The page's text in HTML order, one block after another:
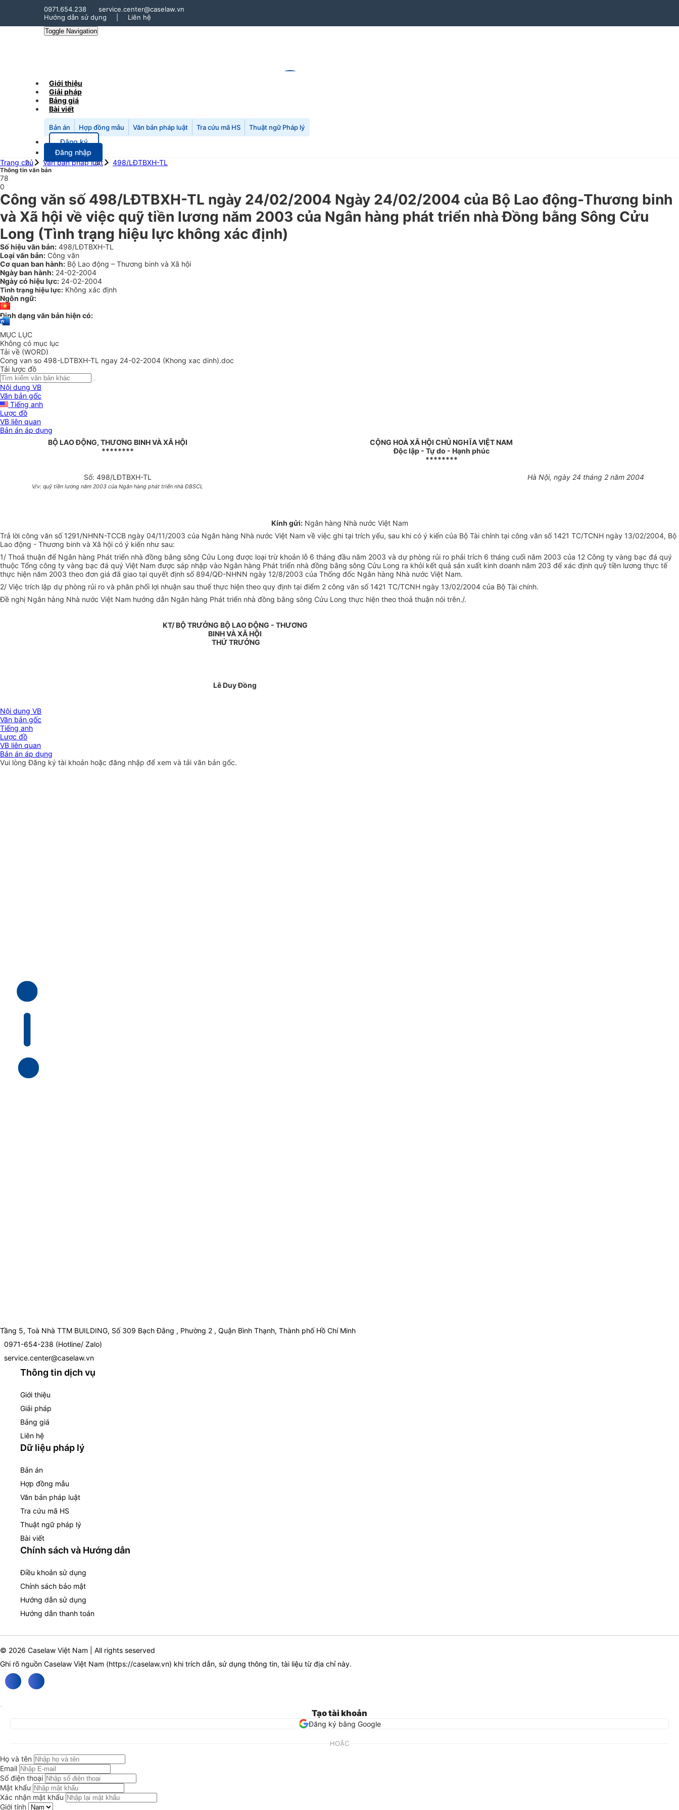
0971.654.238
service.center@caselaw.vn
Hướng dẫn sử dụng
Liên hệ
Toggle Navigation
Giới thiệu
Giải pháp
Bảng giá
Bài viết
Bản án Hợp đồng mẫu Văn bản pháp luật Tra cứu mã HS Thuật ngữ Pháp lý
Đăng ký
Đăng nhập
Trang chủ
Văn bản pháp luật 498/LĐTBXH-TL
Thông tin văn bản
78
0
Công văn số 498/LĐTBXH-TL ngày 24/02/2004 Ngày 24/02/2004 của Bộ Lao động-Thương binh
và Xã hội về việc quỹ tiền lương năm 2003 của Ngân hàng phát triển nhà Đồng bằng Sông Cửu
Long (Tình trạng hiệu lực không xác định)
Số hiệu văn bản: 498/LĐTBXH-TL
Loại văn bản: Công văn
Cơ quan ban hành: Bộ Lao động – Thương binh và Xã hội
Ngày ban hành: 24-02-2004
Ngày có hiệu lực: 24-02-2004
Tình trạng hiệu lực: Không xác định
Ngôn ngữ:
Định dạng văn bản hiện có:
MỤC LỤC
Không có mục lục
Tải về (WORD)
Cong van so 498-LDTBXH-TL ngay 24-02-2004 (Khong xac dinh).doc
Tải lược đồ
Nội dung VB
Văn bản gốc
Tiếng anh
Lược đồ
VB liên quan
Bản án áp dụng
BỘ LAO ĐỘNG, THƯƠNG BINH VÀ XÃ HỘI
********
CỘNG HOÀ XÃ HỘI CHỦ NGHĨA VIỆT NAM
Độc lập - Tự do - Hạnh phúc
********
Số: 498/LĐTBXH-TL
V/v: quỹ tiền lương năm 2003 của Ngân hàng phát triển nhà ĐBSCL
Hà Nội, ngày 24 tháng 2 năm 2004
Kính gửi:Ngân hàng Nhà nước Việt Nam
Trả lời công văn số 1291/NHNN-TCCB ngày 04/11/2003 của Ngân hàng Nhà nước Việt Nam về việc ghi tại trích yếu, sau khi có ý kiến của Bộ Tài chính tại công văn số 1421 TC/TCNH ngày 13/02/2004, Bộ
Lao động - Thương binh và Xã hội có ý kiến như sau:
1/ Thoả thuận để Ngân hàng Phát triển nhà đồng bằng sông Cửu Long được loại trừ khoản lỗ 6 tháng đầu năm 2003 và dự phòng rủi ro phải trích 6 tháng cuối năm 2003 của 12 Công ty vàng bạc đá quý
thuộc Tổng công ty vàng bạc đá quý Việt Nam được sáp nhập vào Ngân hàng Phát triển nhà đồng bằng sông Cửu Long ra khỏi kết quả sản xuất kinh doanh năm 203 để xác định quỹ tiền lương thực tế
thực hiện năm 2003 theo đơn giá đã giao tại quyết định số 894/QĐ-NHNN ngày 12/8/2003 của Thống đốc Ngân hàng Nhà nước Việt Nam.
2/ Việc trích lập dự phòng rủi ro và phân phối lợi nhuận sau thuế thực hiện theo quy định tại điểm 2 công văn số 1421 TC/TCNH ngày 13/02/2004 của Bộ Tài chính.
Đề nghị Ngân hàng Nhà nước Việt Nam hướng dẫn Ngân hàng Phát triển nhà đồng bằng sông Cửu Long thực hiện theo thoả thuận nói trên./.
KT/ BỘ TRƯỞNG BỘ LAO ĐỘNG - THƯƠNG
BINH VÀ XÃ HỘI
THỨ TRƯỞNG
Lê Duy Đồng
Nội dung VB
Văn bản gốc
Tiếng anh
Lược đồ
VB liên quan
Bản án áp dụng
Vui lòngĐăng ký tài khoản hoặc đăng nhập để xem và tải văn bản gốc.
Tầng 5, Toà Nhà TTM BUILDING, Số 309 Bạch Đằng , Phường 2 , Quận Bình Thạnh, Thành phố Hồ Chí Minh
0971-654-238 (Hotline/ Zalo)
service.center@caselaw.vn
Thông tin dịch vụ
Giới thiệu
Giải pháp
Bảng giá
Liên hệ
Dữ liệu pháp lý
Bản án
Hợp đồng mẫu
Văn bản pháp luật
Tra cứu mã HS
Thuật ngữ pháp lý
Bài viết
Chính sách và Hướng dẫn
Điều khoản sử dụng
Chính sách bảo mật
Hướng dẫn sử dụng
Hướng dẫn thanh toán
© 2026 Caselaw Việt Nam | All rights seserved
Ghi rõ nguồn Caselaw Việt Nam (https://caselaw.vn) khi trích dẫn, sử dụng thông tin, tài liệu từ địa chỉ này.
Tạo tài khoản
Đăng ký bằng Google
HOẶC
Họ và tên
Email
Số điện thoại
Mật khẩu
Xác nhận mật khẩu
Giới tính